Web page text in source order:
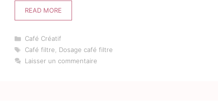
READ MORE
Catégories
Café Créatif
Étiquettes
Café filtre
Dosage café filtre
Laisser un commentaire